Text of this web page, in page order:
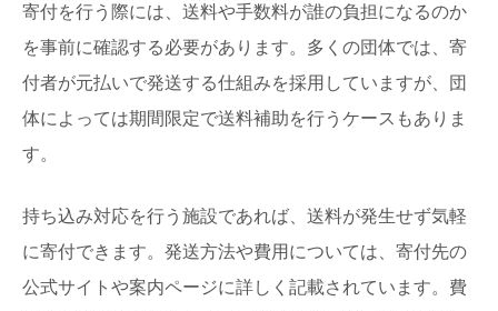
寄付を行う際には、送料や手数料が誰の負担になるのか
を事前に確認する必要があります。多くの団体では、寄
付者が元払いで発送する仕組みを採用していますが、団
体によっては期間限定で送料補助を行うケースもありま
す。
持ち込み対応を行う施設であれば、送料が発生せず気軽
に寄付できます。発送方法や費用については、寄付先の
公式サイトや案内ページに詳しく記載されています。費